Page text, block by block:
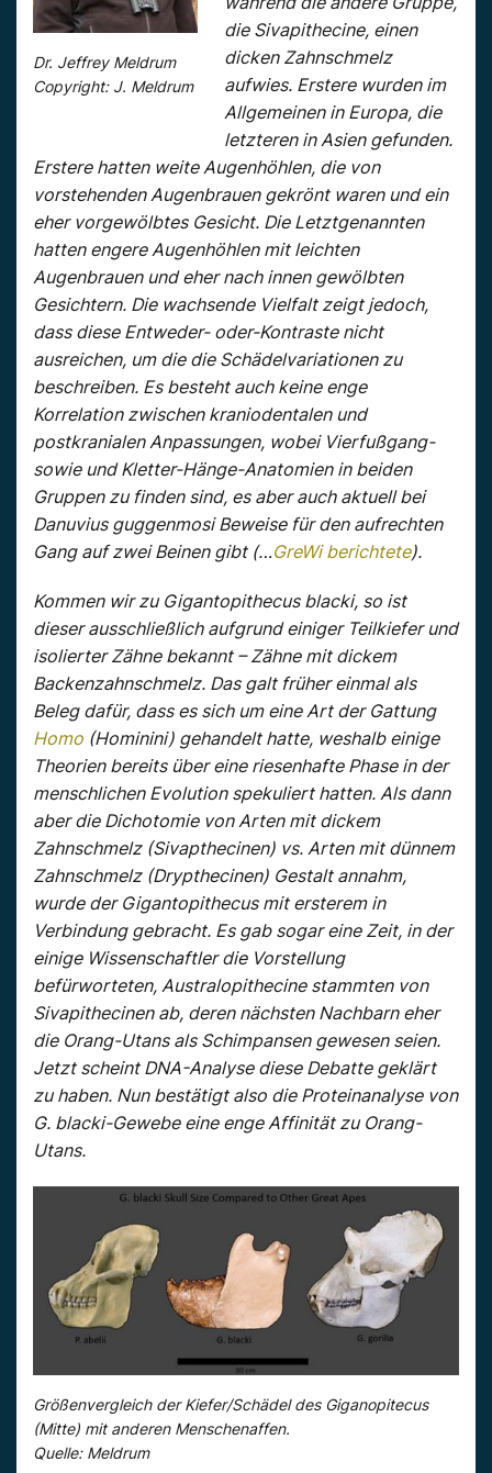
Dr. Jeffrey Meldrum
Copyright: J. Meldrum
die Sivapithecine, einen
dicken Zahnschmelz
aufwies. Erstere wurden im
Allgemeinen in Europa, die
letzteren in Asien gefunden.
Erstere hatten weite Augenhöhlen, die von
vorstehenden Augenbrauen gekrönt waren und ein
eher vorgewölbtes Gesicht. Die Letztgenannten
hatten engere Augenhöhlen mit leichten
Augenbrauen und eher nach innen gewölbten
Gesichtern. Die wachsende Vielfalt zeigt jedoch,
dass diese Entweder- oder-Kontraste nicht
ausreichen, um die die Schädelvariationen zu
beschreiben. Es besteht auch keine enge
Korrelation zwischen kraniodentalen und
postkranialen Anpassungen, wobei Vierfußgang-
sowie und Kletter-Hänge-Anatomien in beiden
Gruppen zu finden sind, es aber auch aktuell bei
Danuvius guggenmosi Beweise für den aufrechten
Gang auf zwei Beinen gibt (…GreWi berichtete).
Kommen wir zu Gigantopithecus blacki, so ist
dieser ausschließlich aufgrund einiger Teilkiefer und
isolierter Zähne bekannt – Zähne mit dickem
Backenzahnschmelz. Das galt früher einmal als
Beleg dafür, dass es sich um eine Art der Gattung
Homo (Hominini) gehandelt hatte, weshalb einige
Theorien bereits über eine riesenhafte Phase in der
menschlichen Evolution spekuliert hatten. Als dann
aber die Dichotomie von Arten mit dickem
Zahnschmelz (Sivapthecinen) vs. Arten mit dünnem
Zahnschmelz (Drypthecinen) Gestalt annahm,
wurde der Gigantopithecus mit ersterem in
Verbindung gebracht. Es gab sogar eine Zeit, in der
einige Wissenschaftler die Vorstellung
befürworteten, Australopithecine stammten von
Sivapithecinen ab, deren nächsten Nachbarn eher
die Orang-Utans als Schimpansen gewesen seien.
Jetzt scheint DNA-Analyse diese Debatte geklärt
zu haben. Nun bestätigt also die Proteinanalyse von
G. blacki-Gewebe eine enge Affinität zu Orang-
Utans.
Größenvergleich der Kiefer/Schädel des Giganopitecus
(Mitte) mit anderen Menschenaffen.
Quelle: Meldrum